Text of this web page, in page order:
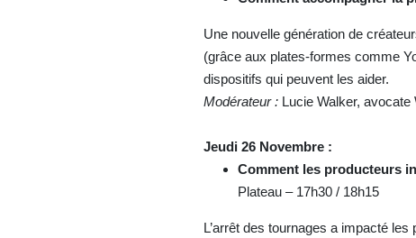
Une nouvelle génération de
(grâce aux plates-formes comme
dispositifs qui peuvent les aider.
Modérateur : Lucie Walker, avocate
Jeudi 26 Novembre :
Comment les producteurs
Plateau – 17h30 / 18h15
L’arrêt des tournages a impacté